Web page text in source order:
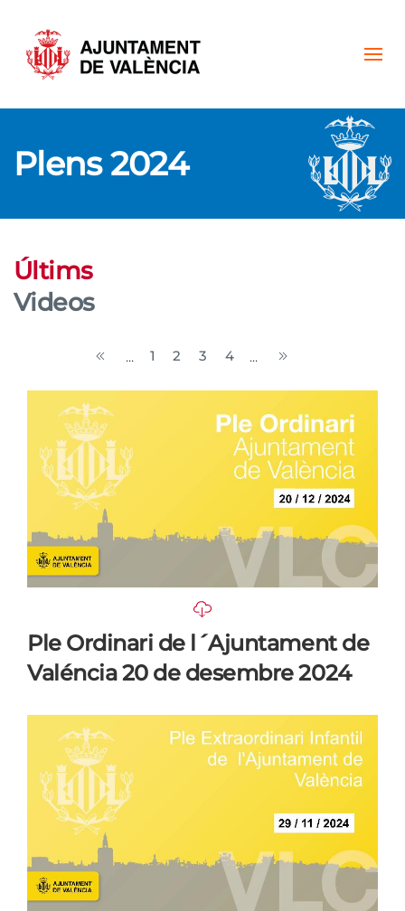
Skip to main content
Plens 2024
Últims
Videos
... 1 2 3 4 ...
Ple Ordinari de l´Ajuntament de
Valéncia 20 de desembre 2024